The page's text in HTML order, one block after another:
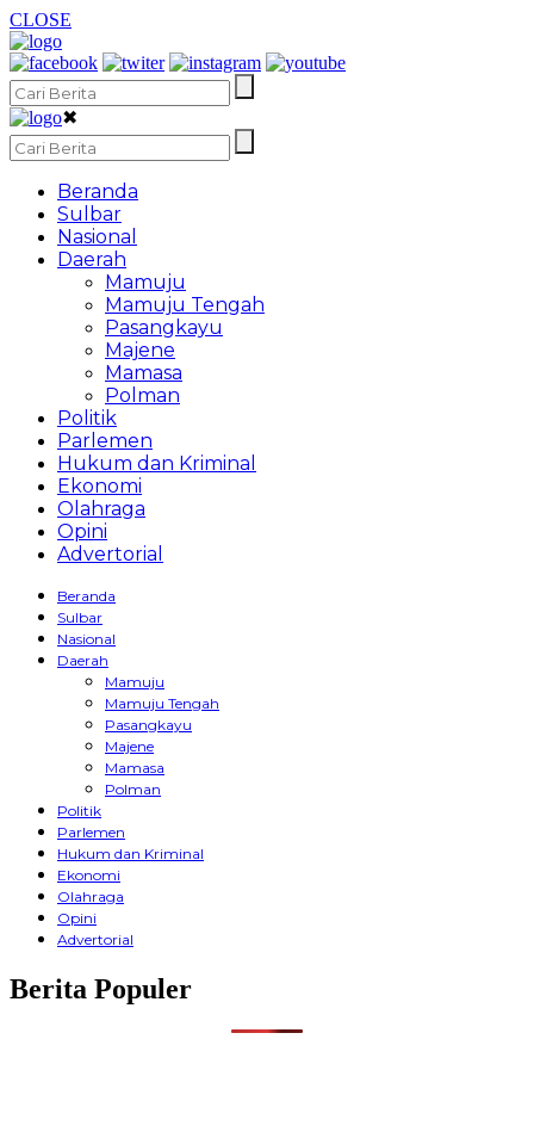
CLOSE
✖
Beranda
Sulbar
Nasional
Daerah
Mamuju
Mamuju Tengah
Pasangkayu
Majene
Mamasa
Polman
Politik
Parlemen
Hukum dan Kriminal
Ekonomi
Olahraga
Opini
Advertorial
Beranda
Sulbar
Nasional
Daerah
Mamuju
Mamuju Tengah
Pasangkayu
Majene
Mamasa
Polman
Politik
Parlemen
Hukum dan Kriminal
Ekonomi
Olahraga
Opini
Advertorial
Berita Populer